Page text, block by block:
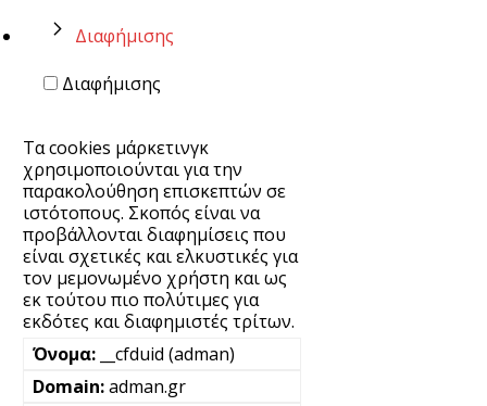
Διαφήμισης
Διαφήμισης
Τα cookies μάρκετινγκ
χρησιμοποιούνται για την
παρακολούθηση επισκεπτών σε
ιστότοπους. Σκοπός είναι να
προβάλλονται διαφημίσεις που
είναι σχετικές και ελκυστικές για
τον μεμονωμένο χρήστη και ως
εκ τούτου πιο πολύτιμες για
εκδότες και διαφημιστές τρίτων.
__cfduid (adman)
adman.gr